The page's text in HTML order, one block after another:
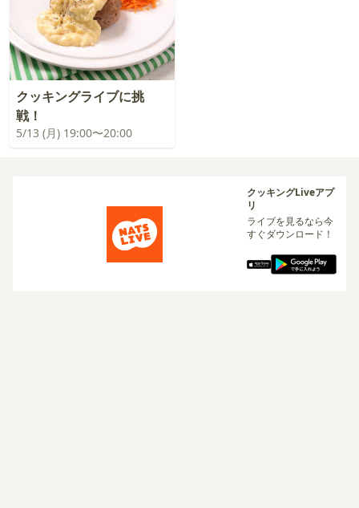
クッキングライブに挑
戦！
5/13 (月) 19:00〜20:00
クッキングLiveアプ
リ
ライブを見るなら今
すぐダウンロード！